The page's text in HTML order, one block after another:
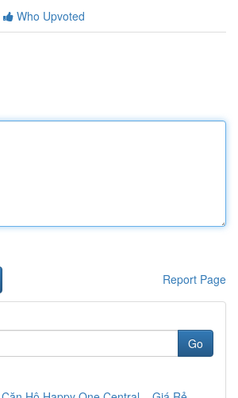
Who Upvoted
Report Page
Go